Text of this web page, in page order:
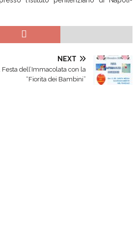
NEXT
Festa dell’Immacolata con la
“Fiorita dei Bambini”